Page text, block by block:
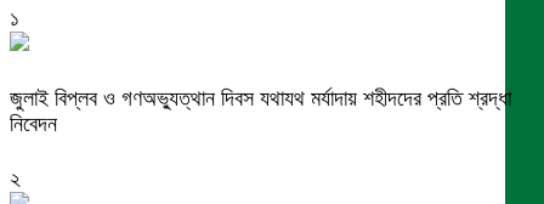
১
জুলাই বিপ্লব ও গণঅভ্যুত্থান দিবস যথাযথ মর্যাদায় শহীদদের প্রতি শ্রদ্ধা
নিবেদন
২